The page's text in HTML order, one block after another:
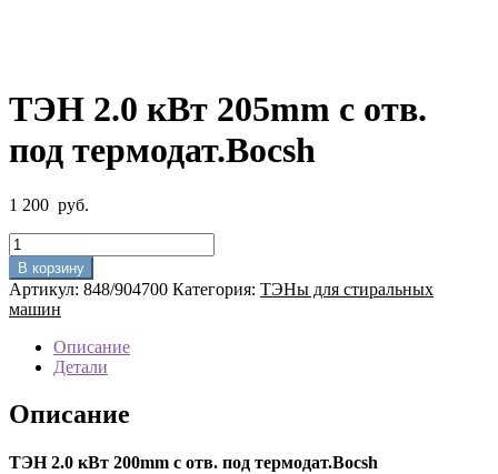
ТЭН 2.0 кВт 205mm с отв.
под термодат.Bocsh
1 200 руб.
Количество
товара
ТЭН
2.0
кВт
205mm
под
термодат.Bocsh
В корзину
Артикул: 848/904700 Категория: ТЭНы для стиральных
машин
Описание
Детали
Описание
ТЭН 2.0 кВт 200mm с отв. под термодат.Bocsh